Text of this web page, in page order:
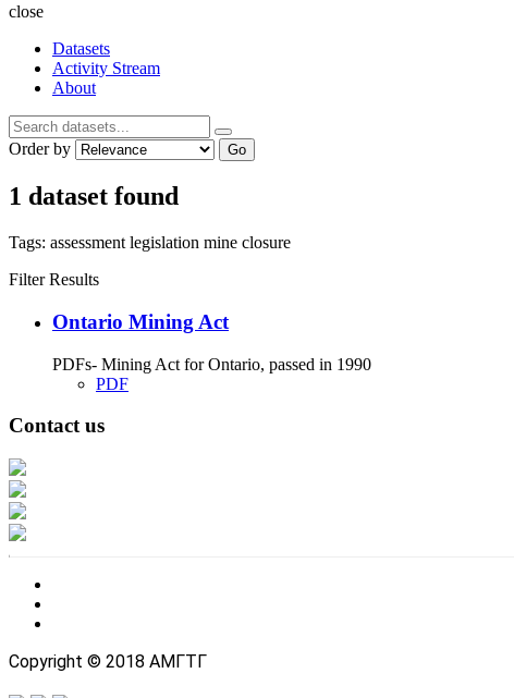
close
Datasets
Activity Stream
About
Order by Go
1 dataset found
Tags: assessment legislation mine closure
Filter Results
Ontario Mining Act
PDFs- Mining Act for Ontario, passed in 1990
PDF
Contact us
Copyright © 2018 АМГТГ